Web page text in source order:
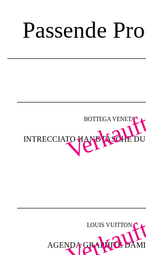
Passende
BOTTEGA VENETA
INTRECCIATO HANDTASCHE
LOUIS VUITTON
AGENDA GRAPHITE